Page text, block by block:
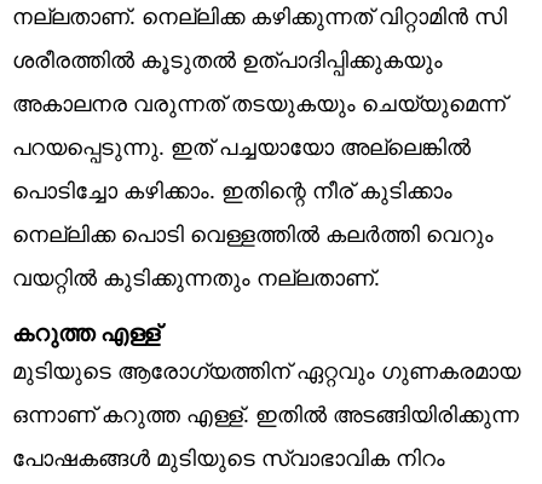
നല്ലതാണ്. നെല്ലിക്ക കഴിക്കുന്നത് വിറ്റാമിൻ സി
ശരീരത്തിൽ കൂടുതൽ ഉത്പാദിപ്പിക്കുകയും
അകാലനര വരുന്നത് തടയുകയും ചെയ്യുമെന്ന്
പറയപ്പെടുന്നു. ഇത് പച്ചയായോ അല്ലെങ്കിൽ
പൊടിച്ചോ കഴിക്കാം. ഇതിന്റെ നീര് കുടിക്കാം
നെല്ലിക്ക പൊടി വെള്ളത്തിൽ കലർത്തി വെറും
വയറ്റിൽ കുടിക്കുന്നതും നല്ലതാണ്.
കറുത്ത എള്ള്
മുടിയുടെ ആരോഗ്യത്തിന് ഏറ്റവും ഗുണകരമായ
ഒന്നാണ് കറുത്ത എള്ള്. ഇതിൽ അടങ്ങിയിരിക്കുന്ന
പോഷകങ്ങൾ മുടിയുടെ സ്വാഭാവിക നിറം